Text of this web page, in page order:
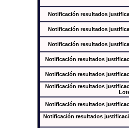
Notificación resultados
Notificación resultados
Notificación resultados
Notificación resultados
Notificación resultados
Notificación resultados
Notificación resultados
Notificación resultados